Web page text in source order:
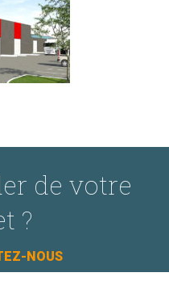
de votre
?
NOUS